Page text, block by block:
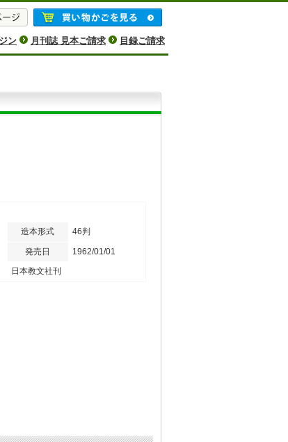
ン 月刊誌 見本ご請求 目録ご請求
造本形式 46判
発売日
1962/01/01
日本教文社刊